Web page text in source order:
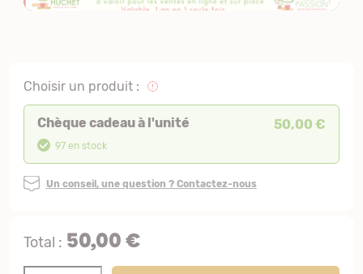
Choisir un produit :
Chèque cadeau à l'unité 50,00 €
97 en stock
Un conseil, une question ? Contactez-nous
Total : 50,00 €